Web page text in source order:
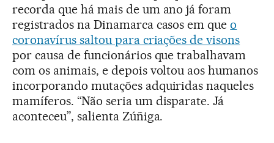
recorda que há mais de um ano já foram
registrados na Dinamarca casos em queo
coronavírus saltou para criações de visons
por causa de funcionários que trabalhavam
com os animais, e depois voltou aos humanos
incorporando mutações adquiridas naqueles
mamíferos. “Não seria um disparate. Já
aconteceu”, salienta Zúñiga.